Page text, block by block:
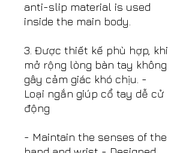
anti-slip material is used
inside the main body.
3. Được thiết kế phù hợp, khi
mở rộng lòng bàn tay không
gây cảm giác khó chịu. -
Loại ngắn giúp cổ tay dễ cử
động
- Maintain the senses of the